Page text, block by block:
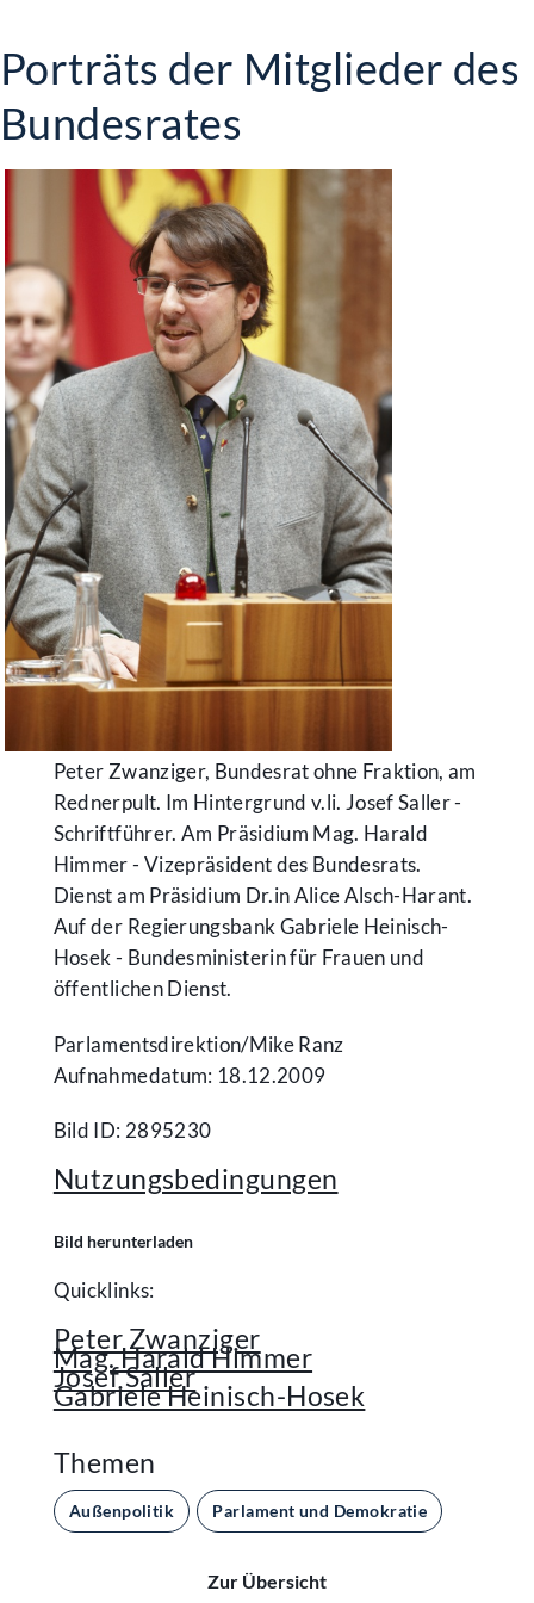
Porträts der Mitglieder des
Bundesrates
Peter Zwanziger, Bundesrat ohne Fraktion, am
Rednerpult. Im Hintergrund v.li. Josef Saller -
Schriftführer. Am Präsidium Mag. Harald
Himmer - Vizepräsident des Bundesrats.
Dienst am Präsidium Dr.in Alice Alsch-Harant.
Auf der Regierungsbank Gabriele Heinisch-
Hosek - Bundesministerin für Frauen und
öffentlichen Dienst.
Parlamentsdirektion/​Mike Ranz
Aufnahmedatum: 18.12.2009
Bild ID: 2895230
Nutzungsbedingungen
Bild herunterladen
Quicklinks:
Peter Zwanziger
Mag. Harald Himmer
Josef Saller
Gabriele Heinisch-Hosek
Themen
Außenpolitik Parlament und Demokratie
Zur Übersicht